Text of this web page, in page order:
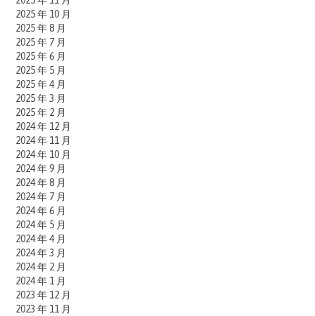
2025 年 10 月
2025 年 8 月
2025 年 7 月
2025 年 6 月
2025 年 5 月
2025 年 4 月
2025 年 3 月
2025 年 2 月
2024 年 12 月
2024 年 11 月
2024 年 10 月
2024 年 9 月
2024 年 8 月
2024 年 7 月
2024 年 6 月
2024 年 5 月
2024 年 4 月
2024 年 3 月
2024 年 2 月
2024 年 1 月
2023 年 12 月
2023 年 11 月